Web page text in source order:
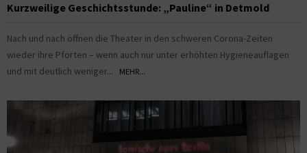
Kurzweilige Geschichtsstunde: „Pauline“ in Detmold
Nach und nach öffnen die Theater in den schweren Corona-Zeiten
wieder ihre Pforten – wenn auch nur unter erhöhten Hygieneauflagen
und mit deutlich weniger...
MEHR...